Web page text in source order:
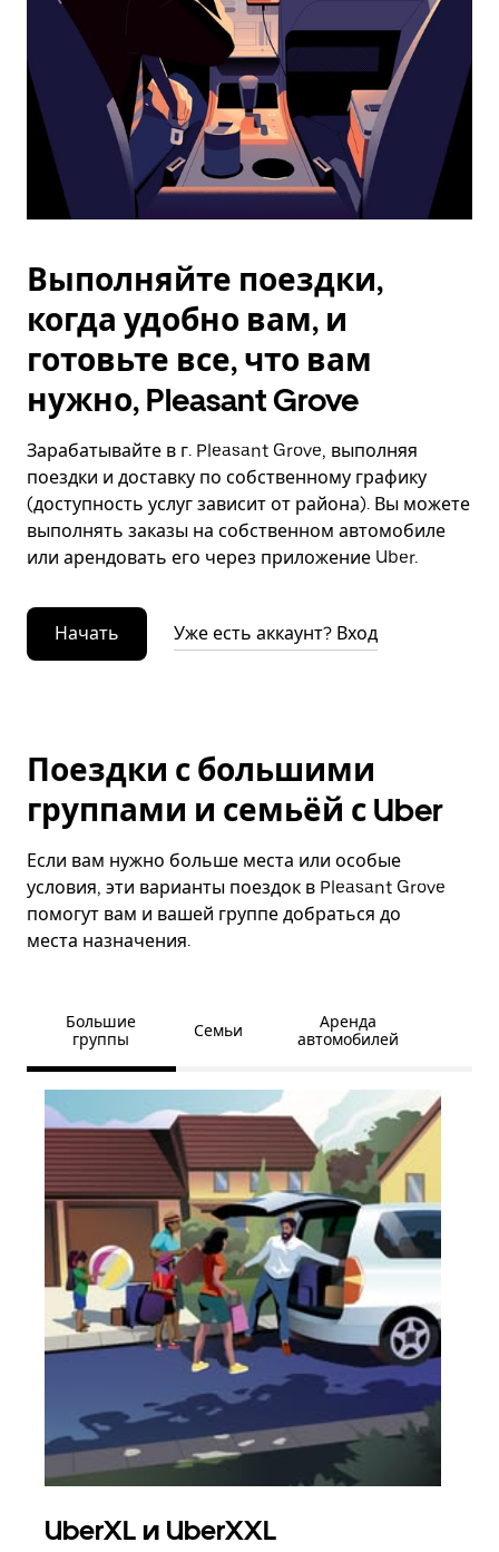
Выполняйте поездки,
когда удобно вам, и
готовьте все, что вам
нужно, Pleasant Grove
Зарабатывайте в г. Pleasant Grove, выполняя
поездки и доставку по собственному графику
(доступность услуг зависит от района). Вы можете
выполнять заказы на собственном автомобиле
или арендовать его через приложение Uber.
Начать Уже есть аккаунт? Вход
Поездки с большими
группами и семьёй с Uber
Если вам нужно больше места или особые
условия, эти варианты поездок в Pleasant Grove
помогут вам и вашей группе добраться до
места назначения.
Большие
группы
Семьи
Аренда
автомобилей
UberXL и UberXXL